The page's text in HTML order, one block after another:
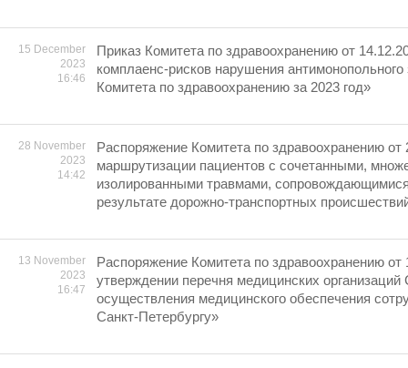
15 December
2023
16:46
Приказ Комитета по здравоохранению от
комплаенс-рисков нарушения антимонопольного
Комитета по здравоохранению за 2023 год»
28 November
2023
14:42
Распоряжение Комитета по здравоохранению
маршрутизации пациентов с сочетанными,
изолированными травмами,
результате дорожно-транспортных
13 November
2023
16:47
Распоряжение Комитета по здравоохранению
утверждении перечня медицинских организаций
осуществления медицинского обеспечения
Санкт-Петербургу»